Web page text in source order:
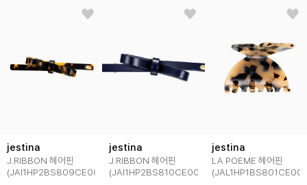
jestina
J.RIBBON 헤어핀
(JAI1HP2BS809CE000)
jestina
J.RIBBON 헤어핀
(JAI1HP2BS810CE000)
jestina
LA POEME 헤어핀